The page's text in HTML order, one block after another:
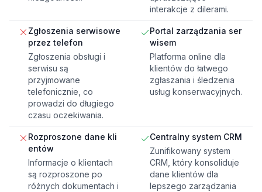
interakcje z dilerami.
Zgłoszenia serwisowe
przez telefon
Zgłoszenia obsługi i
serwisu są
przyjmowane
telefonicznie, co
prowadzi do długiego
czasu oczekiwania.
Portal zarządzania ser
wisem
Platforma online dla
klientów do łatwego
zgłaszania i śledzenia
usług konserwacyjnych.
Rozproszone dane kli
entów
Informacje o klientach
są rozproszone po
różnych dokumentach i
Centralny system CRM
Zunifikowany system
CRM, który konsoliduje
dane klientów dla
lepszego zarządzania